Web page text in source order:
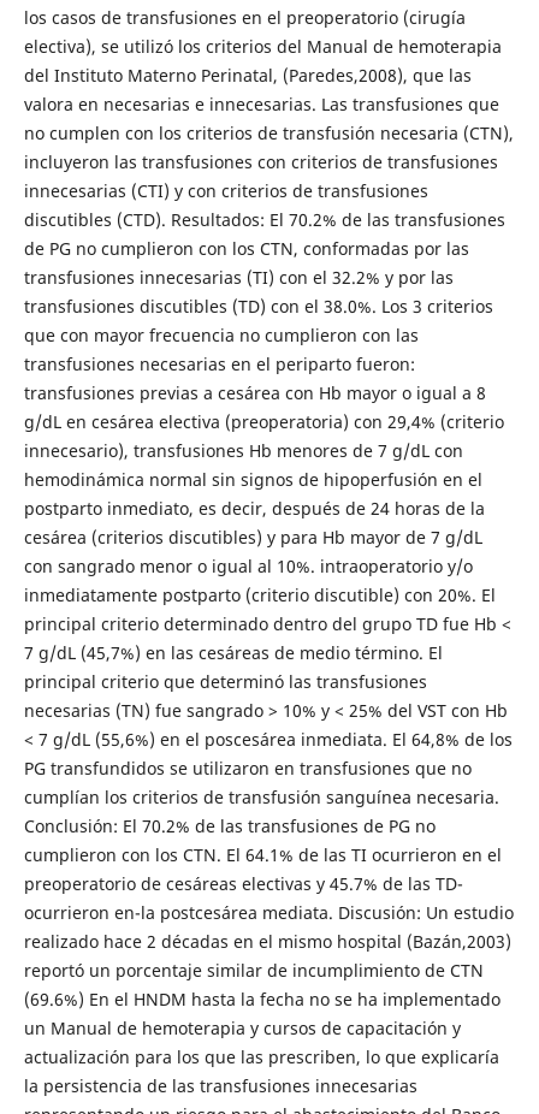
los casos de transfusiones en el preoperatorio (cirugía
electiva), se utilizó los criterios del Manual de hemoterapia
del Instituto Materno Perinatal, (Paredes,2008), que las
valora en necesarias e innecesarias. Las transfusiones que
no cumplen con los criterios de transfusión necesaria (CTN),
incluyeron las transfusiones con criterios de transfusiones
innecesarias (CTI) y con criterios de transfusiones
discutibles (CTD). Resultados: El 70.2% de las transfusiones
de PG no cumplieron con los CTN, conformadas por las
transfusiones innecesarias (TI) con el 32.2% y por las
transfusiones discutibles (TD) con el 38.0%. Los 3 criterios
que con mayor frecuencia no cumplieron con las
transfusiones necesarias en el periparto fueron:
transfusiones previas a cesárea con Hb mayor o igual a 8
g/dL en cesárea electiva (preoperatoria) con 29,4% (criterio
innecesario), transfusiones Hb menores de 7 g/dL con
hemodinámica normal sin signos de hipoperfusión en el
postparto inmediato, es decir, después de 24 horas de la
cesárea (criterios discutibles) y para Hb mayor de 7 g/dL
con sangrado menor o igual al 10%. intraoperatorio y/o
inmediatamente postparto (criterio discutible) con 20%. El
principal criterio determinado dentro del grupo TD fue Hb <
7 g/dL (45,7%) en las cesáreas de medio término. El
principal criterio que determinó las transfusiones
necesarias (TN) fue sangrado > 10% y < 25% del VST con Hb
< 7 g/dL (55,6%) en el poscesárea inmediata. El 64,8% de los
PG transfundidos se utilizaron en transfusiones que no
cumplían los criterios de transfusión sanguínea necesaria.
Conclusión: El 70.2% de las transfusiones de PG no
cumplieron con los CTN. El 64.1% de las TI ocurrieron en el
preoperatorio de cesáreas electivas y 45.7% de las TD-
ocurrieron en-la postcesárea mediata. Discusión: Un estudio
realizado hace 2 décadas en el mismo hospital (Bazán,2003)
reportó un porcentaje similar de incumplimiento de CTN
(69.6%) En el HNDM hasta la fecha no se ha implementado
un Manual de hemoterapia y cursos de capacitación y
actualización para los que las prescriben, lo que explicaría
la persistencia de las transfusiones innecesarias